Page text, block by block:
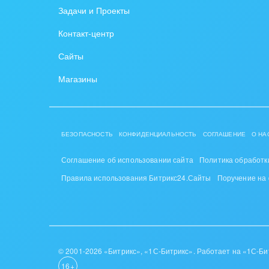
внедрения
Внедрение для медицины
Внедрение онлайн-
/ Интранета
Задачи и Проекты
Контакт-центр
Сайты
Магазины
БЕЗОПАСНОСТЬ КОНФИДЕНЦИАЛЬНОСТЬ СОГЛАШЕНИЕ О
Соглашение об использовании сайта
Политика
Правила использования Битрикс24.Сайты
Поручение на
© 2001-2026 «Битрикс», «1С-Битрикс». Работает на «1С-
16+